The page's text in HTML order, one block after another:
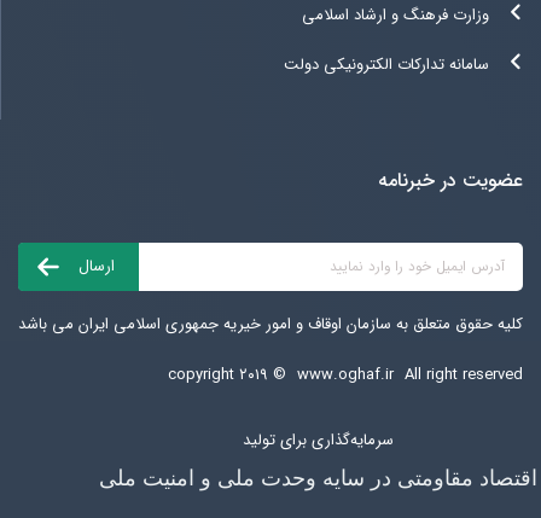
وزارت فرهنگ و ارشاد اسلامی
سامانه تدارکات الکترونیکی دولت
عضویت در خبرنامه
کلیه حقوق متعلق به سازمان اوقاف و امور خیریه جمهوری اسلامی ایران می باشد
copyright ۲۰۱۹ © www.oghaf.ir All right reserved
سرمایه‌گذاری برای تولید
اقتصاد مقاومتی در سایه وحدت ملی و امنیت ملی